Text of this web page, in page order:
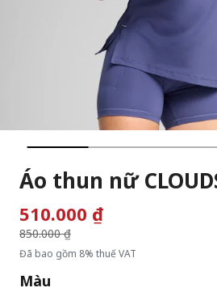
Áo thun nữ
510.000 ₫Giá giảm từ
850.000 ₫
đến
Đã bao gồm 8% thuế VAT
Màu